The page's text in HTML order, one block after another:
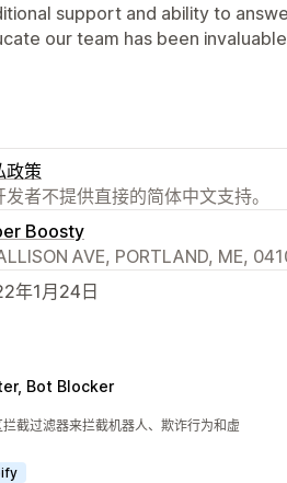
support and ability to
our team has been
政策
发者不提供直接的简体中文支持。
Boosty
AVE, PORTLAND, ME,
年1月24日
Bot Blocker
截过滤器来拦截机器人、欺诈行为和虚